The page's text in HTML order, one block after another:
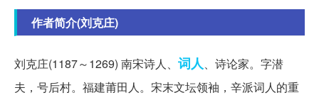
作者简介(刘克庄)
刘克庄(1187～1269) 南宋诗人、 词人、诗论家。字潜
夫，号后村。福建莆田人。宋末文坛领袖，辛派词人的重